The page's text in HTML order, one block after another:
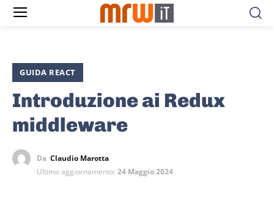
GUIDA REACT
Introduzione ai Redux
middleware
Da Claudio Marotta
Ultimo aggiornamento: 24 Maggio 2024